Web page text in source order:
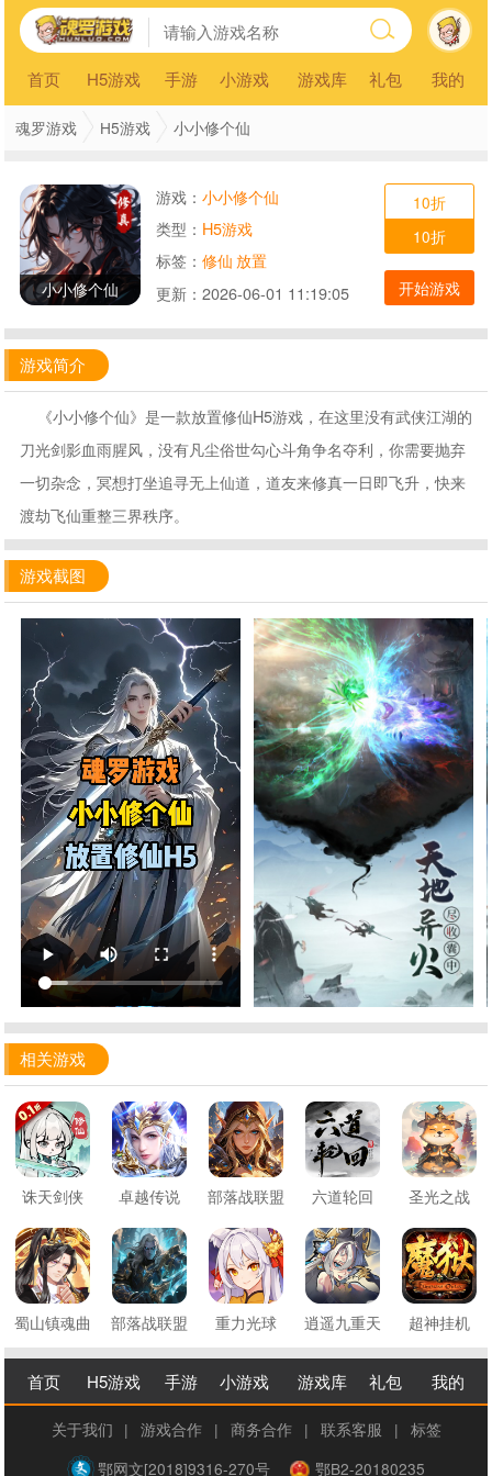
首页 H5游戏 手游 小游戏 游戏库 礼包 我的
魂罗游戏 H5游戏 小小修个仙
小小修个仙
游戏： 小小修个仙
类型： H5游戏
标签： 修仙放置
更新： 2026-06-01 11:19:05
10折
10折
开始游戏
游戏简介
《小小修个仙》是一款放置修仙H5游戏，在这里没有武侠江湖的
刀光剑影血雨腥风，没有凡尘俗世勾心斗角争名夺利，你需要抛弃
一切杂念，冥想打坐追寻无上仙道，道友来修真一日即飞升，快来
渡劫飞仙重整三界秩序。
游戏截图
相关游戏
诛天剑侠 卓越传说 部落战联盟 六道轮回 圣光之战
蜀山镇魂曲 部落战联盟 重力光球 逍遥九重天 超神挂机
首页 H5游戏 手游 小游戏 游戏库 礼包 我的
关于我们 | 游戏合作 | 商务合作 | 联系客服 | 标签
鄂网文[2018]9316-270号
鄂B2-20180235